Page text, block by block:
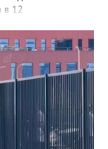
в 12
а также
Сургутский и
болезнь
рта и
приходится
подтвердили
и эховирусов.
правил
симптомах